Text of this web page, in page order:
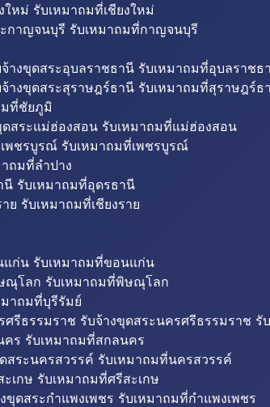
ใหม่ รับเหมาถมที่เชียงใหม่
กาญจนบุรี รับเหมาถมที่กาญจนบุรี
างขุดสระอุบลราชธานี รับเหมาถมที่อุบลราชธ
างขุดสระสุราษฎร์ธานี รับเหมาถมที่สุราษฎร์ธ
มที่ชัยภูมิ
สระแม่ฮ่องสอน รับเหมาถมที่แม่ฮ่องสอน
พชรบูรณ์ รับเหมาถมที่เพชรบูรณ์
ถมที่ลำปาง
นี รับเหมาถมที่อุดรธานี
ย รับเหมาถมที่เชียงราย
แก่น รับเหมาถมที่ขอนแก่น
ณุโลก รับเหมาถมที่พิษณุโลก
าถมที่บุรีรัมย์
รีธรรมราช รับจ้างขุดสระนครศรีธรรมราช
คร รับเหมาถมที่สกลนคร
สระนครสวรรค์ รับเหมาถมที่นครสวรรค์
เกษ รับเหมาถมที่ศรีสะเกษ
ขุดสระกำแพงเพชร รับเหมาถมที่กำแพงเพชร